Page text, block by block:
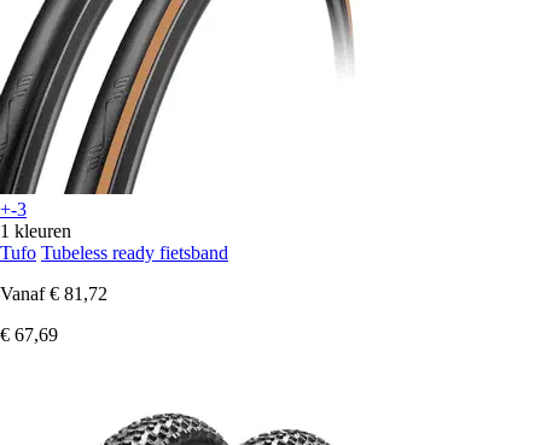
+-3
1 kleuren
Tufo Tubeless ready fietsband
Vanaf € 81,72
€ 67,69